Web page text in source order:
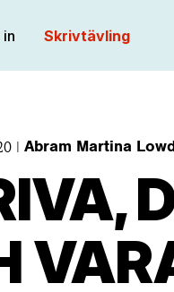
Skrivtävling
Abram Martina